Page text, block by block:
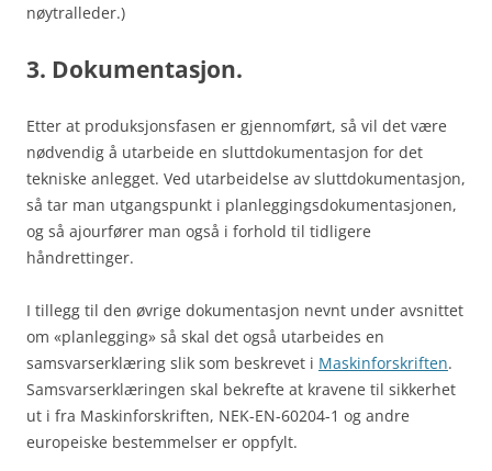
nøytralleder.)
3. Dokumentasjon.
Etter at produksjonsfasen er gjennomført, så vil det være
nødvendig å utarbeide en sluttdokumentasjon for det
tekniske anlegget. Ved utarbeidelse av sluttdokumentasjon,
så tar man utgangspunkt i planleggingsdokumentasjonen,
og så ajourfører man også i forhold til tidligere
håndrettinger.
I tillegg til den øvrige dokumentasjon nevnt under avsnittet
om «planlegging» så skal det også utarbeides en
samsvarserklæring slik som beskrevet i Maskinforskriften.
Samsvarserklæringen skal bekrefte at kravene til sikkerhet
ut i fra Maskinforskriften, NEK-EN-60204-1 og andre
europeiske bestemmelser er oppfylt.